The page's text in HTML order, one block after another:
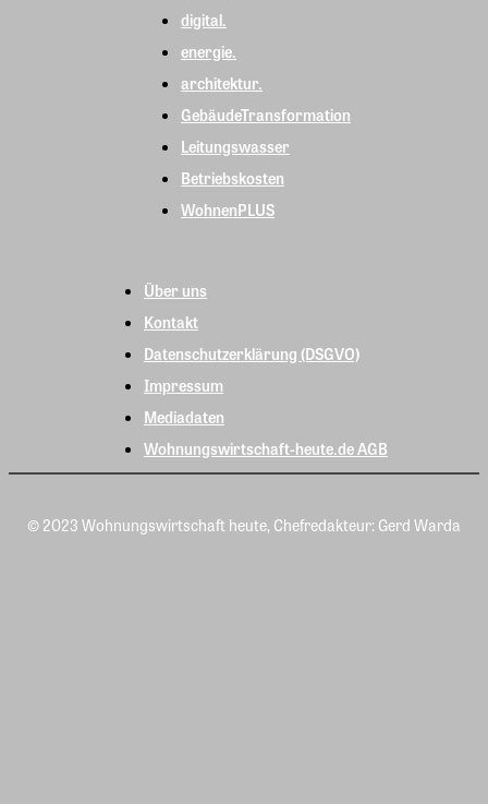
digital.
energie.
architektur.
GebäudeTransformation
Leitungswasser
Betriebskosten
WohnenPLUS
Über uns
Kontakt
Datenschutzerklärung (DSGVO)
Impressum
Mediadaten
Wohnungswirtschaft-heute.de AGB
© 2023 Wohnungswirtschaft heute, Chefredakteur: Gerd Warda